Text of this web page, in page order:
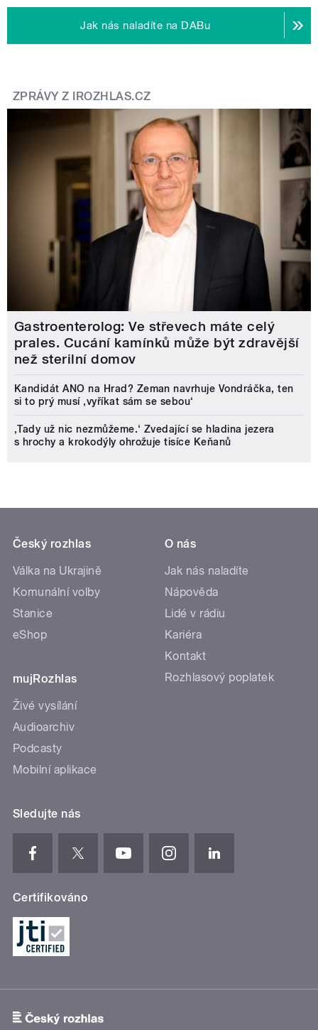
Jak nás naladíte na DABu
ZPRÁVY Z IROZHLAS.CZ
Gastroenterolog: Ve střevech máte celý
prales. Cucání kamínků může být zdravější
než sterilní domov
Kandidát ANO na Hrad? Zeman navrhuje Vondráčka, ten
si to prý musí ‚vyříkat sám se sebou‘
‚Tady už nic nezmůžeme.‘ Zvedající se hladina jezera
s hrochy a krokodýly ohrožuje tisíce Keňanů
Český rozhlas
Válka na Ukrajině
Komunální volby
Stanice
eShop
mujRozhlas
Živé vysílání
Audioarchiv
Podcasty
Mobilní aplikace
O nás
Jak nás naladíte
Nápověda
Lidé v rádiu
Kariéra
Kontakt
Rozhlasový poplatek
Sledujte nás
Certifikováno